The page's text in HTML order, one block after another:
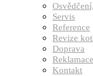
Servis
Reference
Revize
Doprava
Reklamace
Kontakt